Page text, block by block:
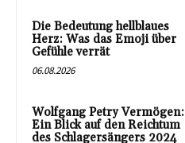
Die Bedeutung hellblaues
Herz: Was das Emoji über
Gefühle verrät
06.08.2026
Wolfgang Petry Vermögen:
Ein Blick auf den Reichtum
des Schlagersängers 2024